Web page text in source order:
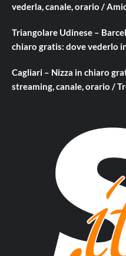
vederla, canale, orario /
Triangolare Udinese –
chiaro gratis: dove vederlo
Cagliari – Nizza in chiaro
streaming, canale, orario /